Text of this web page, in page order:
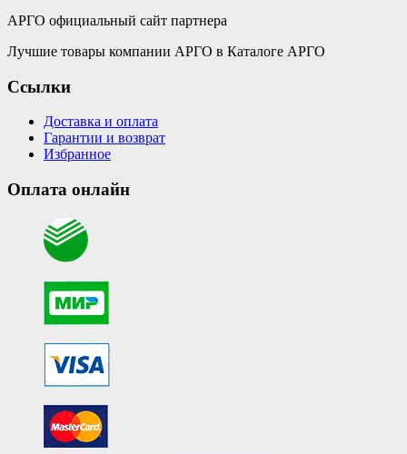
АРГО официальный сайт партнера
Лучшие товары компании АРГО в Каталоге АРГО
Ссылки
Доставка и оплата
Гарантии и возврат
Избранное
Оплата онлайн